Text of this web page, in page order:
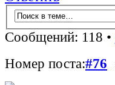
Сообщений: 118 •
Номер поста:#76